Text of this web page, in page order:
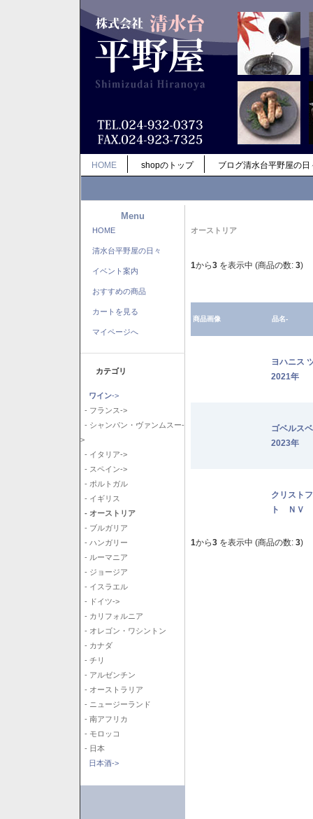
HOME shopのトップ ブログ清水台平野屋の日
Menu
HOME
清水台平野屋の日々
イベント案内
おすすめの商品
カートを見る
マイページへ
カテゴリ
ワイン->
- フランス->
- シャンパン・ヴァンムスー-
>
- イタリア->
- スペイン->
- ポルトガル
- イギリス
- オーストリア
- ブルガリア
- ハンガリー
- ルーマニア
- ジョージア
- イスラエル
- ドイツ->
- カリフォルニア
- オレゴン・ワシントン
- カナダ
- チリ
- アルゼンチン
- オーストラリア
- ニュージーランド
- 南アフリカ
- モロッコ
- 日本
日本酒->
オーストリア
1から3 を表示中 (商品の数: 3)
商品画像 品名-
ヨハニス
2021年
ゴベルス
2023年
クリスト
ト ＮＶ
1から3 を表示中 (商品の数: 3)